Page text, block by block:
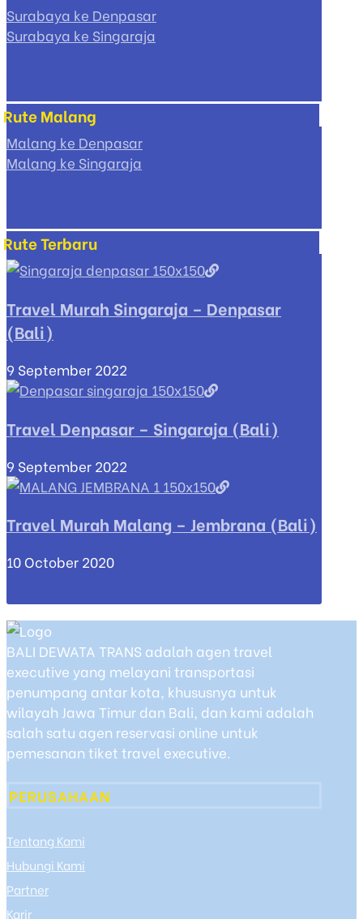
Surabaya ke Denpasar
Surabaya ke Singaraja
Rute Malang
Malang ke Denpasar
Malang ke Singaraja
Rute Terbaru
Travel Murah Singaraja – Denpasar
(Bali)
9 September 2022
Travel Denpasar – Singaraja (Bali)
9 September 2022
Travel Murah Malang – Jembrana (Bali)
10 October 2020
BALI DEWATA TRANS adalah agen travel
executive yang melayani transportasi
penumpang antar kota, khususnya untuk
wilayah Jawa Timur dan Bali, dan kami adalah
salah satu agen reservasi online untuk
pemesanan tiket travel executive.
PERUSAHAAN
Tentang Kami
Hubungi Kami
Partner
Karir